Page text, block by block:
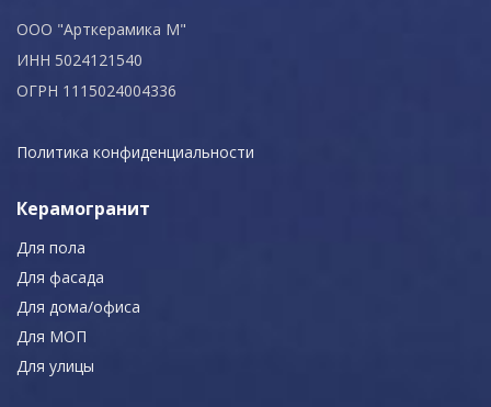
ООО "Арткерамика М"
ИНН 5024121540
ОГРН 1115024004336
Политика конфиденциальности
Керамогранит
Для пола
Для фасада
Для дома/офиса
Для МОП
Для улицы